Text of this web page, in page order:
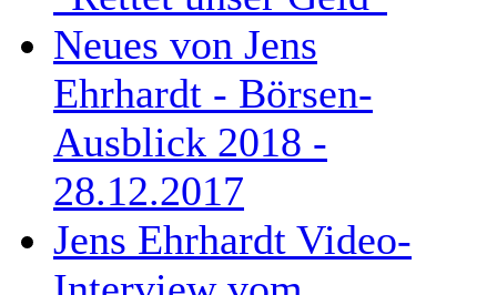
Neues von Jens
Ehrhardt - Börsen-
Ausblick 2018 -
28.12.2017
Jens Ehrhardt Video-